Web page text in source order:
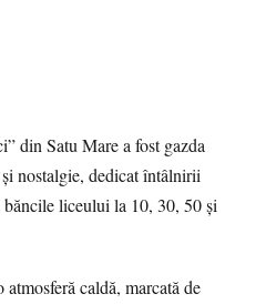
din Satu Mare a fost gazda
nostalgie, dedicat întâlnirii
liceului la 10, 30, 50 și
caldă, marcată de